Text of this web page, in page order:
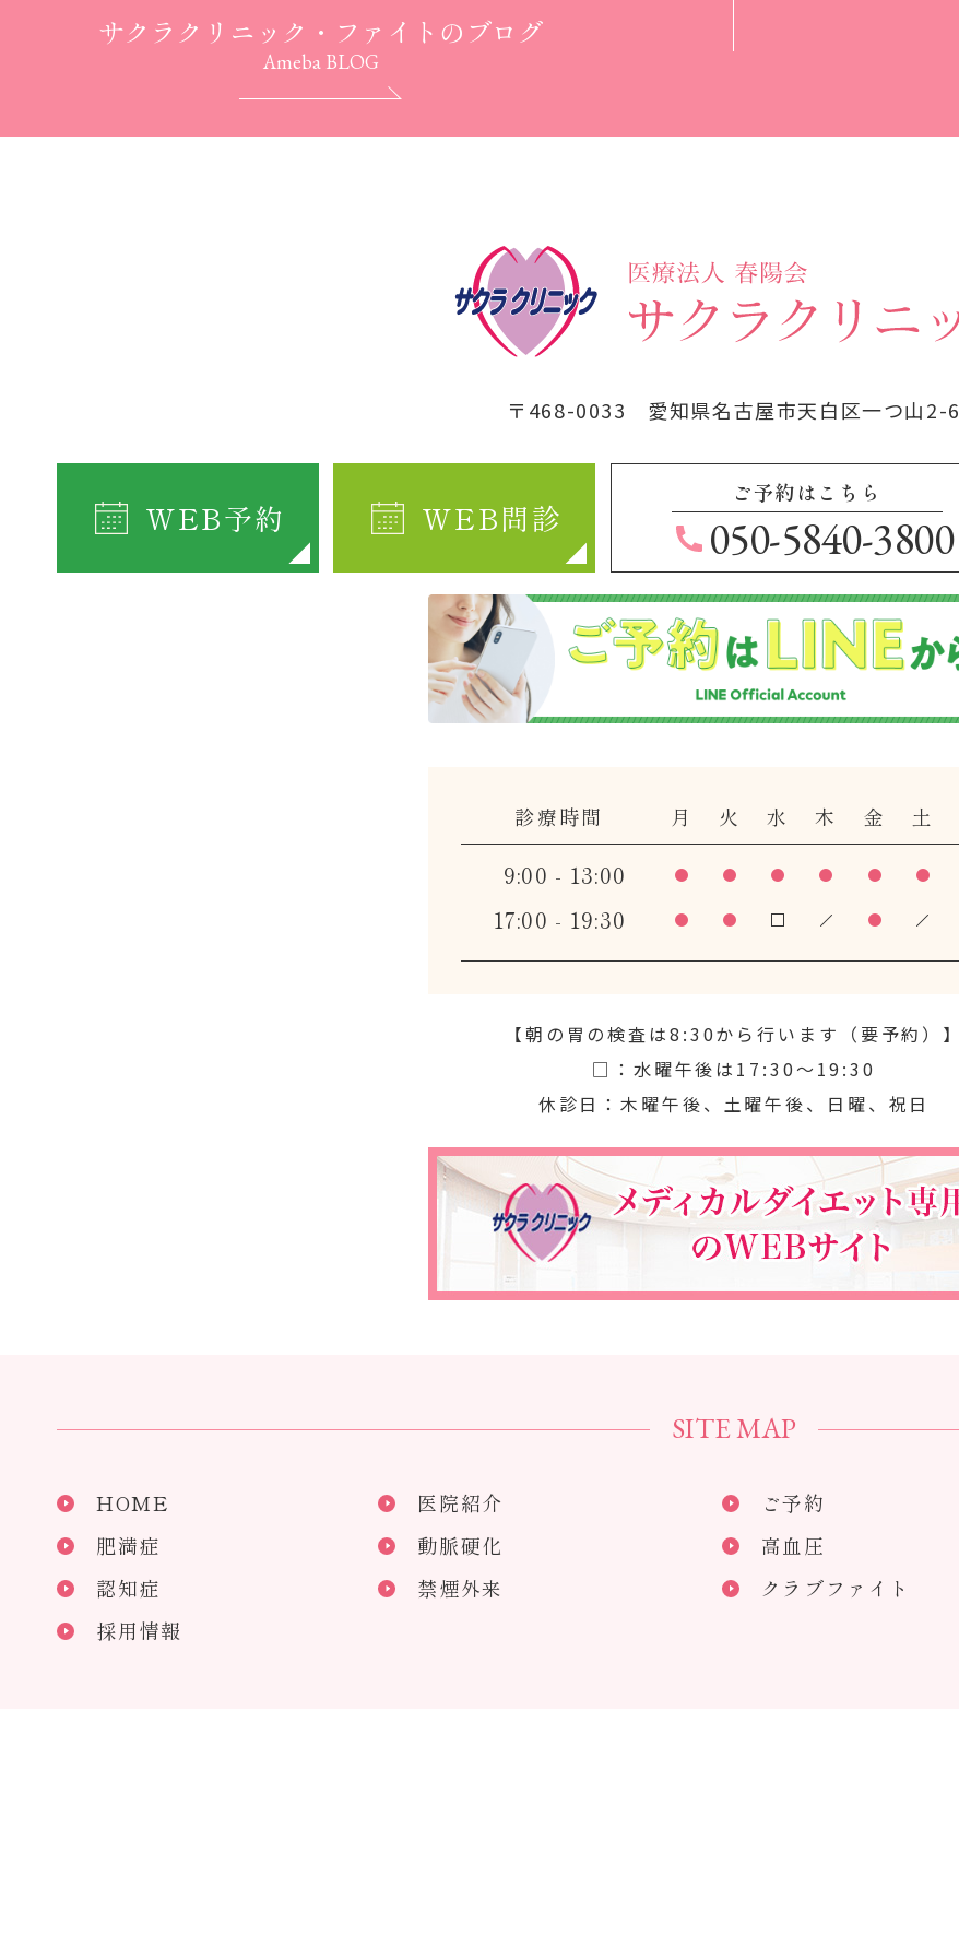
サクラクリニック・ファイトのブログ
Ameba BLOG
〒468-0033 愛知県名古屋市天白区一つ山2-6
WEB予約 WEB問診
ご予約はこちら
050-5840-3800
診療時間
9:00 - 13:00
17:00 - 19:30
月 火 水 木 金 土
【朝の胃の検査は8:30から行います（要予約）】
□：水曜午後は17:30～19:30
休診日：木曜午後、土曜午後、日曜、祝日
SITE MAP
HOME
肥満症
認知症
採用情報
医院紹介
動脈硬化
禁煙外来
ご予約
高血圧
クラブファイト